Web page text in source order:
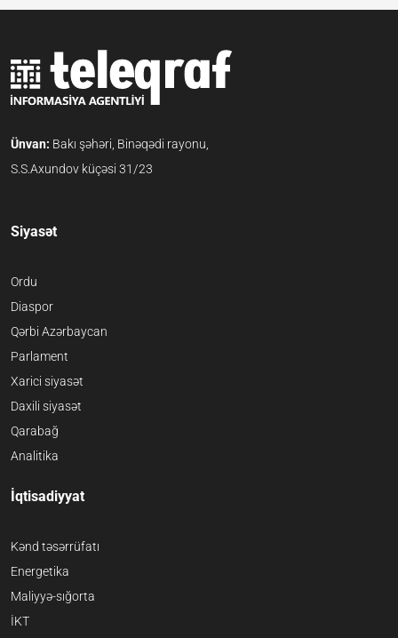
Ünvan: Bakı şəhəri, Binəqədi rayonu,
S.S.Axundov küçəsi 31/23
Siyasət
Ordu
Diaspor
Qərbi Azərbaycan
Parlament
Xarici siyasət
Daxili siyasət
Qarabağ
Analitika
İqtisadiyyat
Kənd təsərrüfatı
Energetika
Maliyyə-sığorta
İKT